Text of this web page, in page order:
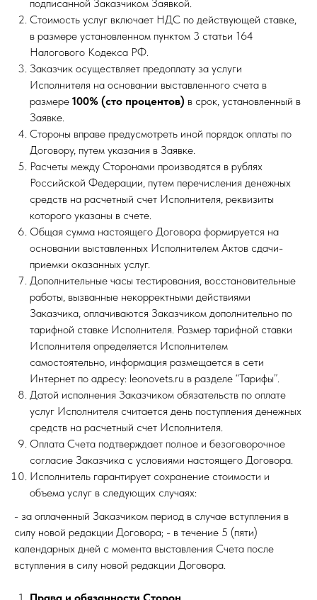
подписанной Заказчиком Заявкой.
Стоимость услуг включает НДС по действующей ставке,
в размере установленном пунктом 3 статьи 164
Налогового Кодекса РФ.
Заказчик осуществляет предоплату за услуги
Исполнителя на основании выставленного счета в
размере 100% (сто процентов) в срок, установленный в
Заявке.
Стороны вправе предусмотреть иной порядок оплаты по
Договору, путем указания в Заявке.
Расчеты между Сторонами производятся в рублях
Российской Федерации, путем перечисления денежных
средств на расчетный счет Исполнителя, реквизиты
которого указаны в счете.
Общая сумма настоящего Договора формируется на
основании выставленных Исполнителем Актов сдачи-
приемки оказанных услуг.
Дополнительные часы тестирования, восстановительные
работы, вызванные некорректными действиями
Заказчика, оплачиваются Заказчиком дополнительно по
тарифной ставке Исполнителя. Размер тарифной ставки
Исполнителя определяется Исполнителем
самостоятельно, информация размещается в сети
Интернет по адресу: leonovets.ru в разделе “Тарифы”.
Датой исполнения Заказчиком обязательств по оплате
услуг Исполнителя считается день поступления денежных
средств на расчетный счет Исполнителя.
Оплата Счета подтверждает полное и безоговорочное
согласие Заказчика с условиями настоящего Договора.
Исполнитель гарантирует сохранение стоимости и
объема услуг в следующих случаях:
- за оплаченный Заказчиком период в случае вступления в
силу новой редакции Договора; - в течение 5 (пяти)
календарных дней с момента выставления Счета после
вступления в силу новой редакции Договора.